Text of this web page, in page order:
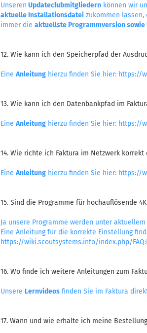
Unseren Updateclubmitgliedern können wir
aktuelle Installationsdatei zukommen
immer die aktuellste Programmversion sowie
12. Wie kann ich den Speicherpfad der
Eine Anleitung hierzu finden Sie hier: https://
13. Wie kann ich den Datenbankpfad im
Eine Anleitung hierzu finden Sie hier: https://
14. Wie richte ich Faktura im Netzwerk korrekt
Eine Anleitung hierzu finden Sie hier: https://
15. Sind die Programme für hochauflösende
Ja unsere Programme werden unter
Eine Anleitung für die korrekte Einstellung
https://wiki.scoutsystems.info/index.php/
16. Wo finde ich weitere Anleitungen zum
Unsere Lernvideos finden Sie im Faktura
17. Wann und wie erhalte ich meine